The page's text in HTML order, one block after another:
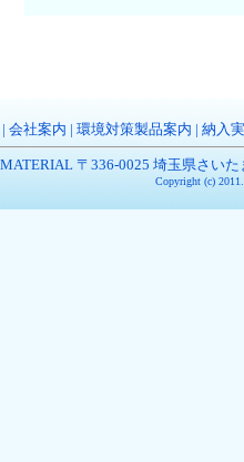
会社案内 環境対策製品案内 納入
〒336-0025 埼玉県さい
Copyright (c)